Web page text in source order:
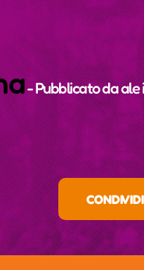
- Pubblicato daale
CONDIVIDI